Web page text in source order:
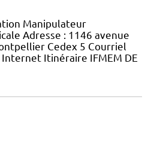
Manipulateur
Adresse : 1146 avenue
Cedex 5 Courriel
Internet Itinéraire IFMEM DE